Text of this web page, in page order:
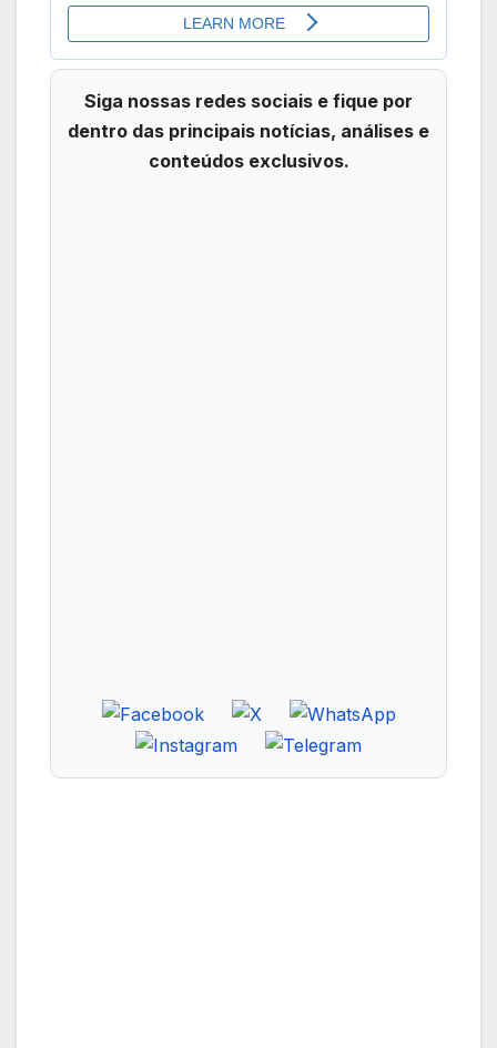
Siga nossas redes sociais e fique por
dentro das principais notícias, análises e
conteúdos exclusivos.